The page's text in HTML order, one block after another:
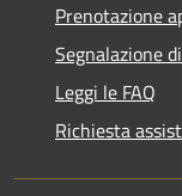
Prenotazione
Segnalazione
Leggi le FAQ
Richiesta